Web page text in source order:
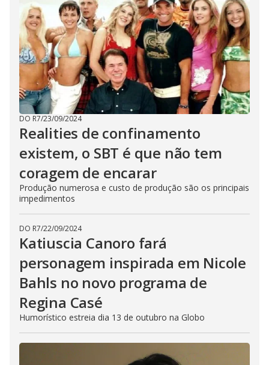
DO R7/23/09/2024
Realities de confinamento
existem, o SBT é que não tem
coragem de encarar
Produção numerosa e custo de produção são os principais
impedimentos
DO R7/22/09/2024
Katiuscia Canoro fará
personagem inspirada em Nicole
Bahls no novo programa de
Regina Casé
Humorístico estreia dia 13 de outubro na Globo